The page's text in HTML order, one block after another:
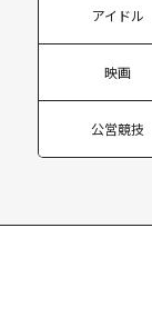
アイドル
映画
公営競技